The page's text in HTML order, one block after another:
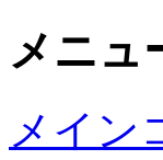
メニュ
メイン